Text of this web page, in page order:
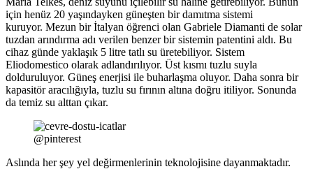
için henüz 20 yaşındayken güneşten bir damıtma sistemi
kuruyor. Mezun bir İtalyan öğrenci olan Gabriele Diamanti de solar
tuzdan arındırma adı verilen benzer bir sistemin patentini aldı. Bu
cihaz günde yaklaşık 5 litre tatlı su üretebiliyor. Sistem
Eliodomestico olarak adlandırılıyor. Üst kısmı tuzlu suyla
dolduruluyor. Güneş enerjisi ile buharlaşma oluyor. Daha sonra bir
kapasitör aracılığıyla, tuzlu su fırının altına doğru itiliyor. Sonunda
da temiz su alttan çıkar.
@pinterest
Aslında her şey yel değirmenlerinin teknolojisine dayanmaktadır.